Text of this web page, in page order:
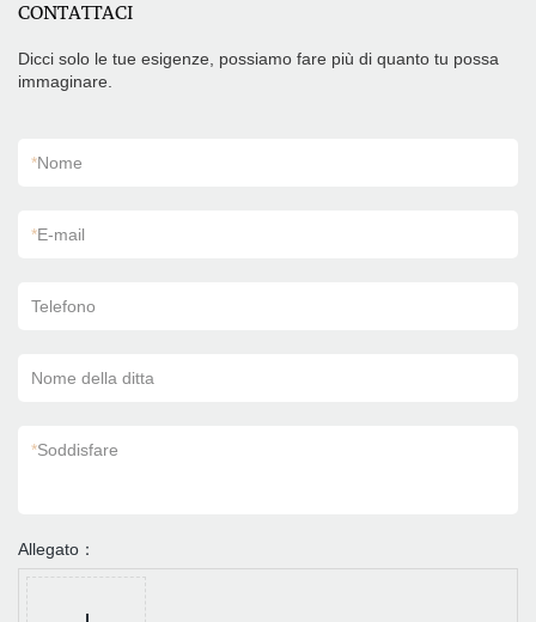
CONTATTACI
Dicci solo le tue esigenze, possiamo fare più di quanto tu possa
immaginare.
*Nome
*E-mail
Telefono
Nome della ditta
*Soddisfare
Allegato：